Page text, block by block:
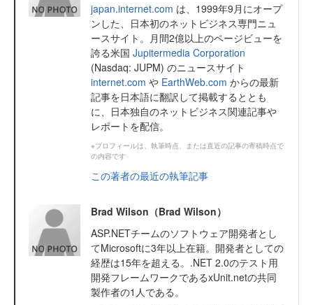
japan.internet.com は、1999年9月にオープ
ンした、日本初のネットビジネス専門ニュ
ースサイト。月間2億以上のページビューを
誇る米国 Jupitermedia Corporation
(Nasdaq: JUPM) のニュースサイト
internet.com や EarthWeb.com からの最新
記事を日本語に翻訳して掲載するととも
に、日本独自のネットビジネス関連記事や
レポートを配信。
※プロフィールは、執筆時点、または直近の記事の寄稿時点で
の内容です
この著者の最近の執筆記事
Brad Wilson（Brad Wilson）
ASP.NETチームのソフトウェア開発者とし
てMicrosoftに3年以上在籍。開発者としての
経歴は15年を超える。.NET 2.0のテスト用
開発フレームワークであるxUnit.netの共同
製作者の1人である。